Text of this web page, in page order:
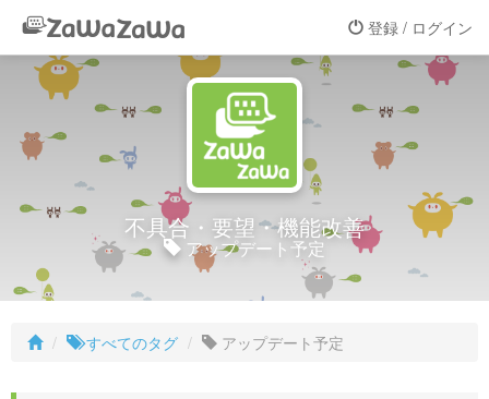
登録 / ログイン
不具合・要望・機能改善
アップデート予定
すべてのタグ アップデート予定